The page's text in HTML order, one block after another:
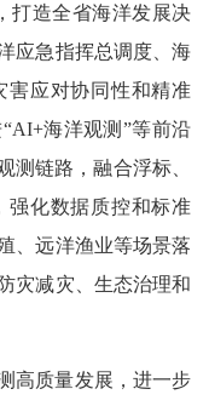
打造全省海洋发展决
应急指挥总调度、海
害应对协同性和精准
海洋观测”等前沿
测链路，融合浮标、
强化数据质控和标准
、远洋渔业等场景落
灾减灾、生态治理和
高质量发展，进一步